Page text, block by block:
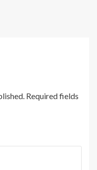
Required fields